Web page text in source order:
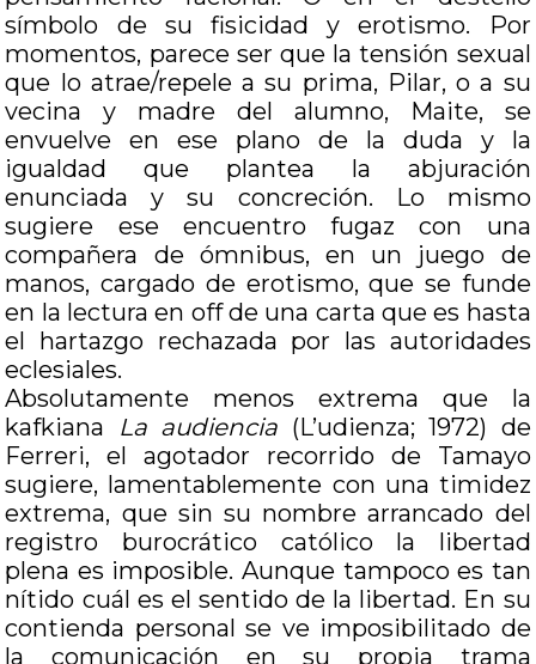
símbolo de su fisicidad y erotismo. Por
momentos, parece ser que la tensión sexual
que lo atrae/repele a su prima, Pilar, o a su
vecina y madre del alumno, Maite, se
envuelve en ese plano de la duda y la
igualdad que plantea la abjuración
enunciada y su concreción. Lo mismo
sugiere ese encuentro fugaz con una
compañera de ómnibus, en un juego de
manos, cargado de erotismo, que se funde
en la lectura en off de una carta que es hasta
el hartazgo rechazada por las autoridades
eclesiales.
Absolutamente menos extrema que la
kafkiana La audiencia (L’udienza; 1972) de
Ferreri, el agotador recorrido de Tamayo
sugiere, lamentablemente con una timidez
extrema, que sin su nombre arrancado del
registro burocrático católico la libertad
plena es imposible. Aunque tampoco es tan
nítido cuál es el sentido de la libertad. En su
contienda personal se ve imposibilitado de
la comunicación en su propia trama